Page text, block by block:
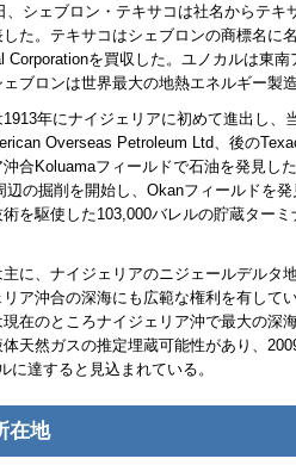
、シェブロン・テキサコは社名からテキ
た。テキサコはシェブロンの商標名に
Corporationを買収した。ユノカルは東
ブロンは世界最大の地熱エネルギー製
年にナイジェリアに初めて進出し、
Overseas Petroleum Ltd、後の
沖合Koluamaフィールドで石油を発見し
辺の掘削を開始し、 Okanフィールドを
を駆使した103,000バレルの貯蔵ター
に、ナイジェリアのニジェールデルタ
ア沖合の深海にも広範な権利を有して
在のところナイジェリア沖で最大の深
天然ガスの推定埋蔵可能性があり、
に達すると見込まれている。
在地